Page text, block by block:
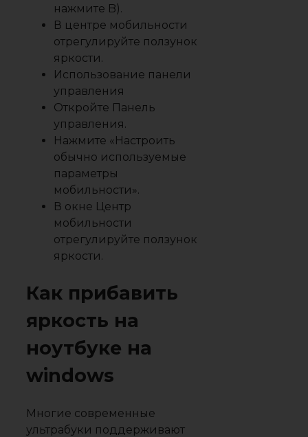
нажмите B).
В центре мобильности
отрегулируйте ползунок
яркости.
Использование панели
управления
Откройте Панель
управления.
Нажмите «Настроить
обычно используемые
параметры
мобильности».
В окне Центр
мобильности
отрегулируйте ползунок
яркости.
Как прибавить
яркость на
ноутбуке на
windows
Многие современные
ультрабуки поддерживают